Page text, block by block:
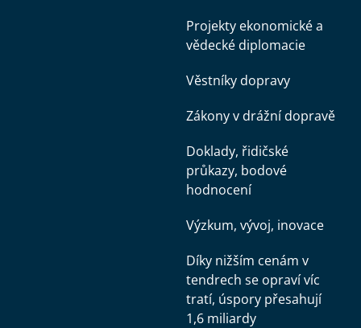
Projekty ekonomické a
vědecké diplomacie
Věstníky dopravy
Zákony v drážní dopravě
Doklady, řidičské
průkazy, bodové
hodnocení
Výzkum, vývoj, inovace
Díky nižším cenám v
tendrech se opraví víc
tratí, úspory přesahují
1,6 miliardy